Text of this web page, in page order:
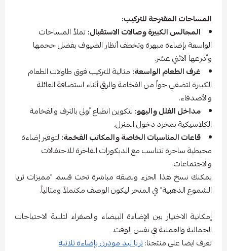
المساحات المقترحة للتركيب:
المجالس الكبيرة وصالات الاستقبال:تملأ المساحات
الواسعة بإضاءة مبهرة وتخطف أنظار الضيوف بفضل حجمها
وأذرعها الاثني عشر.
غرف الطعام الواسعة: مثالية للتركيب فوق طاولات الطعام
الكبيرة لتضفي جواً من الفخامة والرقي أثناء استضافة العائلة
والأصدقاء.
مداخل الفلل والبهو: لتكوين انطباع أولي بالترف والفخامة
الكلاسيكية بمجرد دخول المنزل.
قاعات المناسبات الخاصة والمكاتب الفخمة: لتوفير إضاءة
محيطية ساحرة تتناسب مع الديكورات الفاخرة للاحتفالات
والاجتماعات.
يمكنك نسخ هذا الجزء ولصقه مباشرة تحت قسم "مميزات ثريا
الشموع الذهبية" في المتجر ليكون الوصف مكتملاً ومثالياً.
إمكانية الاختيار بين الإضاءة البيضاء والصفراء لتلبية الاحتياجات
الجمالية والعملية في نفس الوقت.
تعرف ايضا على منتجنا:ثريا ليد مودرن بإضاءة ثلاثية